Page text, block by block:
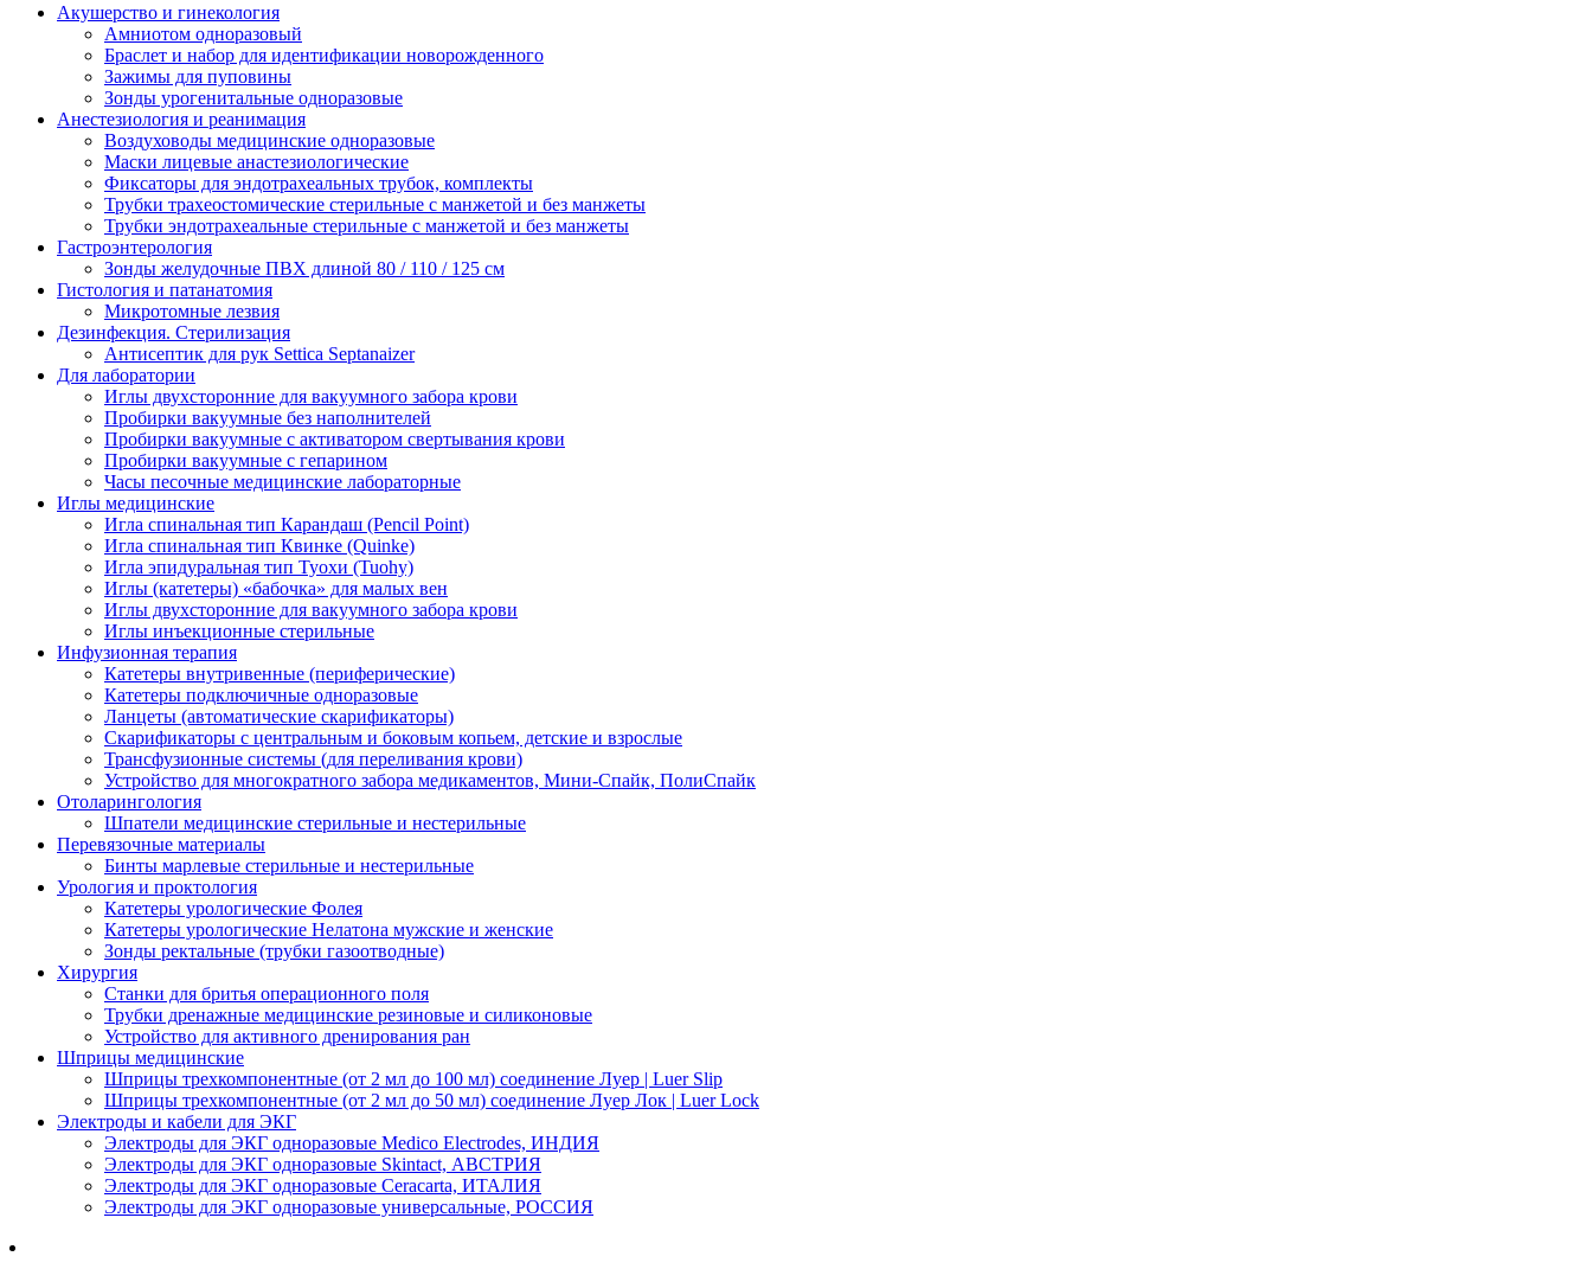
Акушерство и гинекология
Амниотом одноразовый
Браслет и набор для идентификации новорожденного
Зажимы для пуповины
Зонды урогенитальные одноразовые
Анестезиология и реанимация
Воздуховоды медицинские одноразовые
Маски лицевые анастезиологические
Фиксаторы для эндотрахеальных трубок, комплекты
Трубки трахеостомические стерильные с манжетой и без манжеты
Трубки эндотрахеальные стерильные с манжетой и без манжеты
Гастроэнтерология
Зонды желудочные ПВХ длиной 80 / 110 / 125 см
Гистология и патанатомия
Микротомные лезвия
Дезинфекция. Стерилизация
Антисептик для рук Settica Septanaizer
Для лаборатории
Иглы двухсторонние для вакуумного забора крови
Пробирки вакуумные без наполнителей
Пробирки вакуумные с активатором свертывания крови
Пробирки вакуумные с гепарином
Часы песочные медицинские лабораторные
Иглы медицинские
Игла спинальная тип Карандаш (Pencil Point)
Игла спинальная тип Квинке (Quinke)
Игла эпидуральная тип Туохи (Tuohy)
Иглы (катетеры) «бабочка» для малых вен
Иглы двухсторонние для вакуумного забора крови
Иглы инъекционные стерильные
Инфузионная терапия
Катетеры внутривенные (периферические)
Катетеры подключичные одноразовые
Ланцеты (автоматические скарификаторы)
Скарификаторы с центральным и боковым копьем, детские и взрослые
Трансфузионные системы (для переливания крови)
Устройство для многократного забора медикаментов, Мини-Спайк, ПолиСпайк
Отоларингология
Шпатели медицинские стерильные и нестерильные
Перевязочные материалы
Бинты марлевые стерильные и нестерильные
Урология и проктология
Катетеры урологические Фолея
Катетеры урологические Нелатона мужские и женские
Зонды ректальные (трубки газоотводные)
Хирургия
Станки для бритья операционного поля
Трубки дренажные медицинские резиновые и силиконовые
Устройство для активного дренирования ран
Шприцы медицинские
Шприцы трехкомпонентные (от 2 мл до 100 мл) соединение Луер | Luer Slip
Шприцы трехкомпонентные (от 2 мл до 50 мл) соединение Луер Лок | Luer Lock
Электроды и кабели для ЭКГ
Электроды для ЭКГ одноразовые Medico Electrodes, ИНДИЯ
Электроды для ЭКГ одноразовые Skintact, АВСТРИЯ
Электроды для ЭКГ одноразовые Ceracarta, ИТАЛИЯ
Электроды для ЭКГ одноразовые универсальные, РОССИЯ